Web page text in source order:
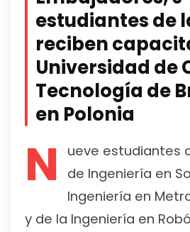
estudiantes de
reciben
Universidad de
Tecnología de
en Polonia
N
ueve estudiantes
de Ingeniería en
Ingeniería en
y de la Ingeniería en